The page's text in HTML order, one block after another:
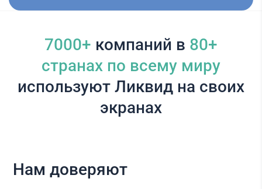
7000+ компаний в 80+
cтранах по всему миру
используют Ликвид на своих
экранах
Нам доверяют